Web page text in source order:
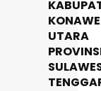
KONAWE
UTARA